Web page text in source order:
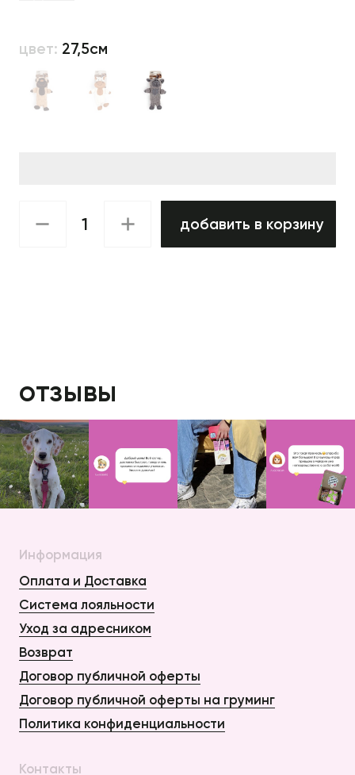
цвет: 27,5см
добавить в корзину
отзывы
Информация
Оплата и Доставка
Система лояльности
Уход за адресником
Возврат
Договор публичной оферты
Договор публичной оферты на груминг
Политика конфиденциальности
Контакты